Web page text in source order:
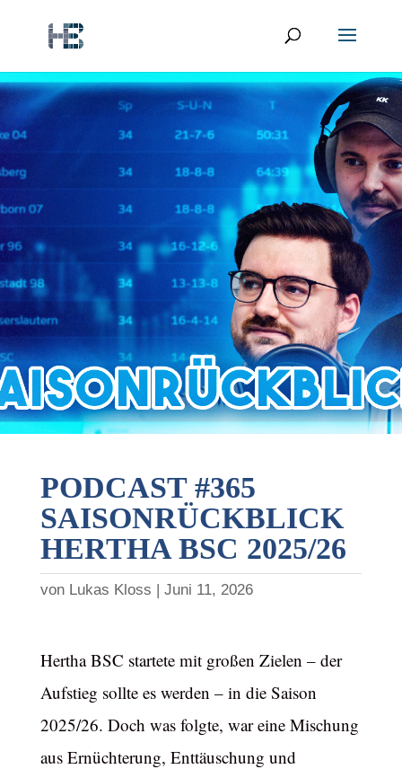
PODCAST #365
SAISONRÜCKBLICK
HERTHA BSC 2025/26
von Lukas Kloss Juni 11, 2026
Hertha BSC startete mit großen Zielen – der
Aufstieg sollte es werden – in die Saison
2025/26. Doch was folgte, war eine Mischung
aus Ernüchterung, Enttäuschung und